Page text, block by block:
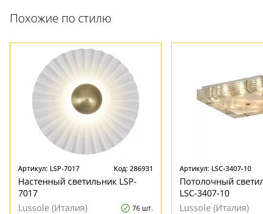
+7 (495) 255-03-21- бесплатная доставка
Похожие по стилю
Артикул: LSP-7017 Код: 286931
Настенный светильник LSP-
7017
Lussole (Италия)
76 шт.
Артикул: LSC-3407-10
Потолочный
LSC-3407-10
Lussole (Италия)